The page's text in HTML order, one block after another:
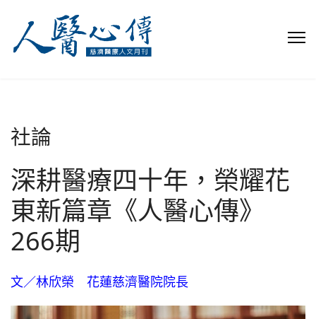
社論
深耕醫療四十年，榮耀花
東新篇章《人醫心傳》
266期
文／林欣榮 花蓮慈濟醫院院長